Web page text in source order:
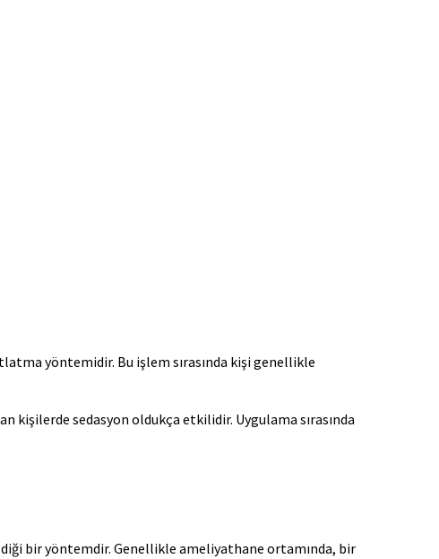
yöntemidir. Bu işlem sırasında kişi genellikle
kişilerde sedasyon oldukça etkilidir. Uygulama sırasında
bir yöntemdir. Genellikle ameliyathane ortamında, bir